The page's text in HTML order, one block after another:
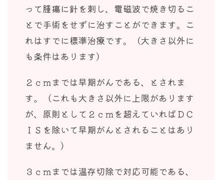
って腫瘍に針を刺し、電磁波で焼き切るこ
とで手術をせずに治すことができます。こ
れはすでに標準治療です。（大きさ以外に
も条件はあります）
２ｃｍまでは早期がんである、とされま
す。（これも大きさ以外に上限があります
が、原則として２ｃｍを超えていればＤＣ
ＩＳを除いて早期がんとされることはあり
ません。）
３ｃｍまでは温存切除で対応可能である、